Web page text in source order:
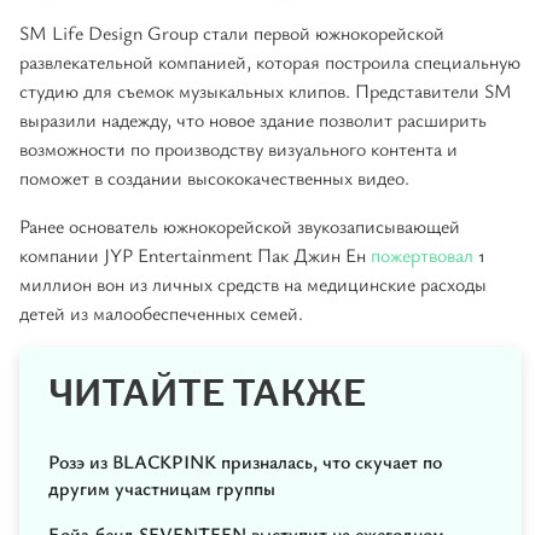
SM Life Design Group стали первой южнокорейской
развлекательной компанией, которая построила специальную
студию для съемок музыкальных клипов. Представители SM
выразили надежду, что новое здание позволит расширить
возможности по производству визуального контента и
поможет в создании высококачественных видео.
Ранее основатель южнокорейской звукозаписывающей
компании JYP Entertainment Пак Джин Ен пожертвовал 1
миллион вон из личных средств на медицинские расходы
детей из малообеспеченных семей.
ЧИТАЙТЕ ТАКЖЕ
Розэ из BLACKPINK призналась, что скучает по
другим участницам группы